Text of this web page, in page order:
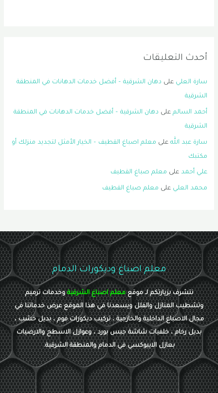
أحدث التعليقات
سارة العلي على دهان الشرقية – أفضل خدمات الدهانات في المنطقة
الشرقية
أحمد السالم على دهان الشرقية – أفضل خدمات الدهانات في المنطقة
الشرقية
سارة عبد الله على معلم اصباغ القطيف – الخيار الأمثل لتجديد منزلك أو
مكتبك
علي أحمد على معلم صباغ القطيف
محمد العلي على معلم صباغ القطيف
معلم اصباغ وديكورات الدمام
نتشرف بزيارتكم لـ موقعمعلم اصباغ الشرقيةوخدمات ترميم
وتشطيب المنازل والفلل ويسعدنا في هذا الموقع عرض خدماتنا في
مجال الاصباغ الداخلية والخارجية ، تركيب ديكورات فوم ، بديل خشب ،
بديل رخام ، خلفيات شاشة جبس بورد ، وعوازل الاسطح والارضيات
بعازل الايبوكسي في الدمام والمنطقة الشرقية.